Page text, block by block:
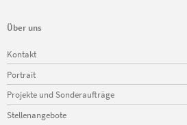
Über uns
Navigation
überspringen
Kontakt
Portrait
Projekte und Sonderaufträge
Stellenangebote